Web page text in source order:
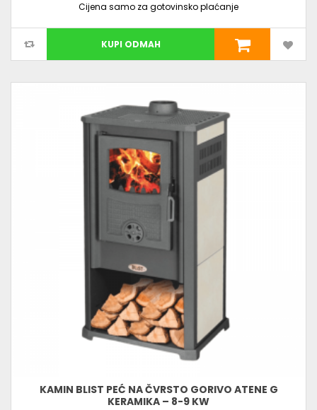
Cijena samo za gotovinsko plaćanje
KUPI ODMAH
KAMIN BLIST PEĆ NA ČVRSTO GORIVO ATENE G
KERAMIKA – 8-9 KW